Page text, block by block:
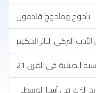
يأجوج ومأجوج قادمون
التركي الثائر الحكيم
الصينية في القرن 21
الترك فى آسيا الوسطى